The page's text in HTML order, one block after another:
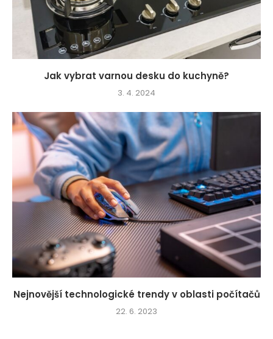
Jak vybrat varnou desku do kuchyně?
3. 4. 2024
Nejnovější technologické trendy v oblasti počítačů
22. 6. 2023